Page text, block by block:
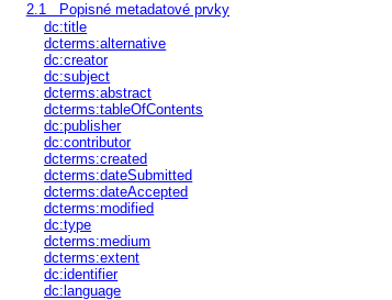
2.1
Popisné metadatové prvky
dc:title
dcterms:alternative
dc:creator
dc:subject
dcterms:abstract
dcterms:tableOfContents
dc:publisher
dc:contributor
dcterms:created
dcterms:dateSubmitted
dcterms:dateAccepted
dcterms:modified
dc:type
dcterms:medium
dcterms:extent
dc:identifier
dc:language